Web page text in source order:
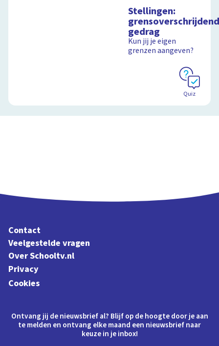
Stellingen:
gedrag
Kun jij je eigen
grenzen aangeven?
Quiz
Contact
Veelgestelde vragen
Over Schooltv.nl
Privacy
Cookies
Ontvang jij de nieuwsbrief al? Blijf op de hoogte door je aan
te melden en ontvang elke maand een nieuwsbrief naar
keuze in je inbox!